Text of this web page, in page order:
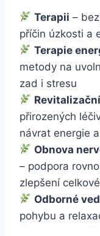
Terapii –
příčin úzkosti a
Terapie
metody na
zad i stresu
přirozených
návrat energie
Obnova
– podpora
zlepšení
Odborné
pohybu a